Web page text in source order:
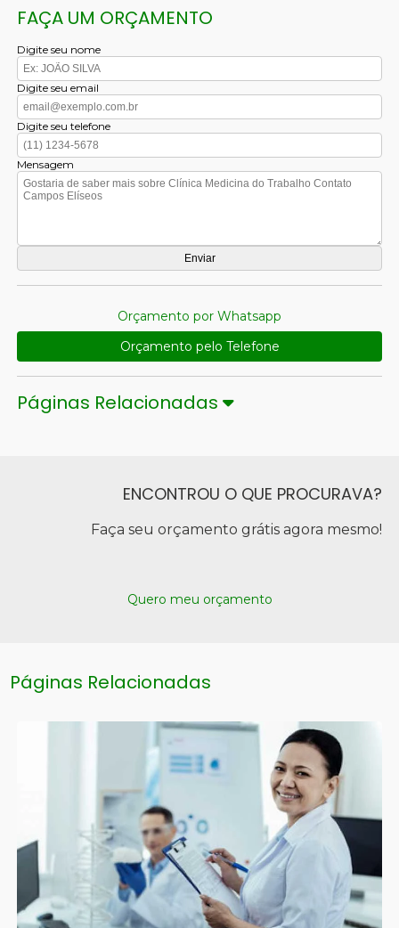
FAÇA UM ORÇAMENTO
Digite seu nome
Digite seu email
Digite seu telefone
Mensagem
Orçamento por Whatsapp
Orçamento pelo Telefone
Páginas Relacionadas
ENCONTROU O QUE PROCURAVA?
Faça seu orçamento grátis agora mesmo!
Quero meu orçamento
Páginas Relacionadas